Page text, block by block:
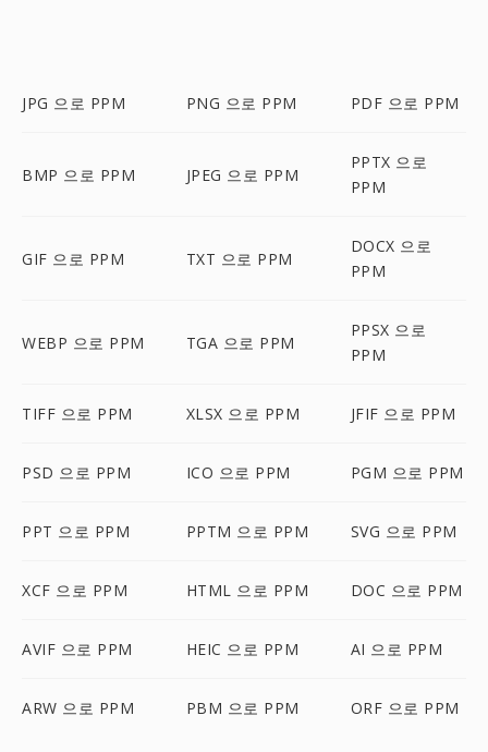
JPG 으로 PPM PNG 으로 PPM PDF 으로 PPM
BMP 으로 PPM JPEG 으로 PPM
PPTX 으로
PPM
GIF 으로 PPM TXT 으로 PPM
DOCX 으로
PPM
WEBP 으로 PPM TGA 으로 PPM
PPSX 으로
PPM
TIFF 으로 PPM XLSX 으로 PPM JFIF 으로 PPM
PSD 으로 PPM ICO 으로 PPM PGM 으로 PPM
PPT 으로 PPM PPTM 으로 PPM SVG 으로 PPM
XCF 으로 PPM HTML 으로 PPM DOC 으로 PPM
AVIF 으로 PPM HEIC 으로 PPM AI 으로 PPM
ARW 으로 PPM PBM 으로 PPM ORF 으로 PPM